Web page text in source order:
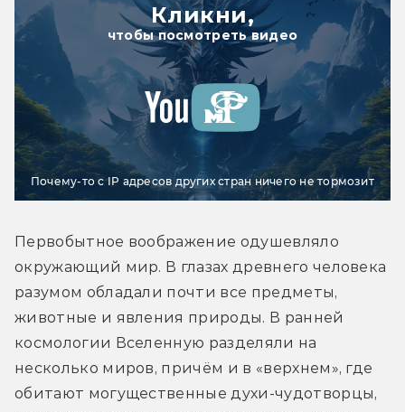
Кликни,
чтобы посмотреть видео
Почему-то с IP адресов других стран ничего не тормозит
Первобытное воображение одушевляло
окружающий мир. В глазах древнего человека
разумом обладали почти все предметы,
животные и явления природы. В ранней
космологии Вселенную разделяли на
несколько миров, причём и в «верхнем», где
обитают могущественные духи-чудотворцы,